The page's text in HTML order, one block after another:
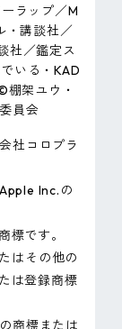
ラップ／M
・講談社／
社／鑑定ス
いる・KAD
棚架ユウ・
員会
社コロプラ
Inc.の
です。
はその他の
は登録商標
商標または